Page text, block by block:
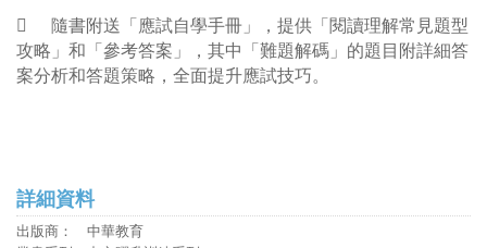

隨書附送「應試自學手冊」，提供「閱讀理解常見題型
攻略」和「參考答案」，其中「難題解碼」的題目附詳細答
案分析和答題策略，全面提升應試技巧。
詳細資料
出版商： 中華教育